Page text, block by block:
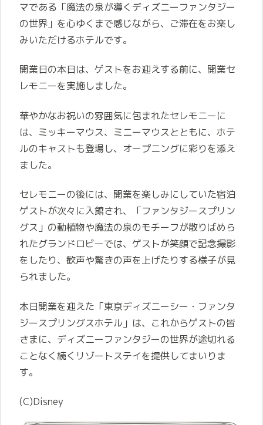
マである「魔法の泉が導くディズニーファンタジー
の世界」を心ゆくまで感じながら、ご滞在をお楽し
みいただけるホテルです。
開業日の本日は、ゲストをお迎えする前に、開業セ
レモニーを実施しました。
華やかなお祝いの雰囲気に包まれたセレモニーに
は、ミッキーマウス、ミニーマウスとともに、ホテ
ルのキャストも登場し、オープニングに彩りを添え
ました。
セレモニーの後には、開業を楽しみにしていた宿泊
ゲストが次々に入館され、「ファンタジースプリン
グス」の動植物や魔法の泉のモチーフが散りばめら
れたグランドロビーでは、ゲストが笑顔で記念撮影
をしたり、歓声や驚きの声を上げたりする様子が見
られました。
本日開業を迎えた「東京ディズニーシー・ファンタ
ジースプリングスホテル」は、これからゲストの皆
さまに、ディズニーファンタジーの世界が途切れる
ことなく続くリゾートステイを提供してまいりま
す。
(C)Disney